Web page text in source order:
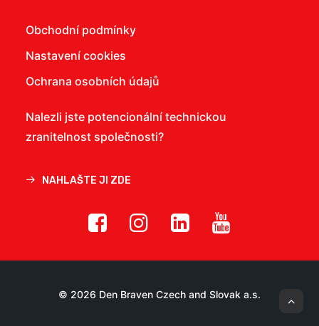
Obchodní podmínky
Nastavení cookies
Ochrana osobních údajů
Nalezli jste potencionální technickou
zranitelnost společnosti?
NAHLAŠTE JI ZDE
© 2026 Den Braven Czech and Slovak a.s.